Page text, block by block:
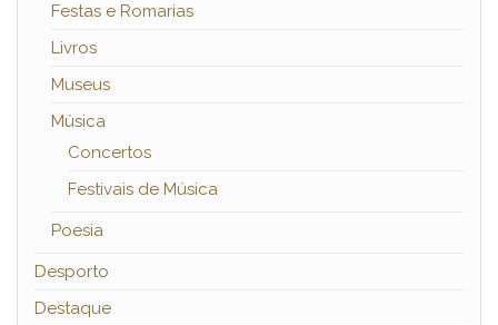
Festas e Romarias
Livros
Museus
Música
Concertos
Festivais de Música
Poesia
Desporto
Destaque